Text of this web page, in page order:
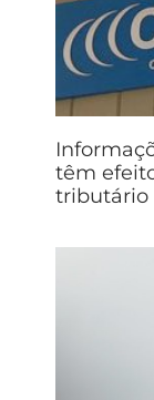
têm
tributário